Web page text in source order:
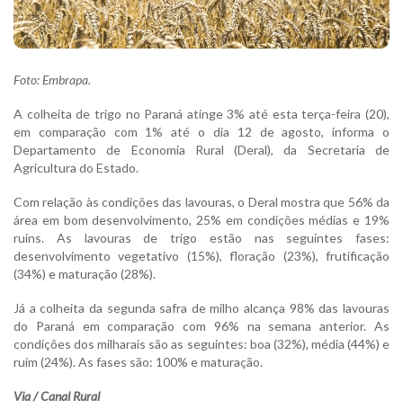
Foto: Embrapa.
A colheita de trigo no Paraná atinge 3% até esta terça-feira (20),
em comparação com 1% até o dia 12 de agosto, informa o
Departamento de Economia Rural (Deral), da Secretaria de
Agricultura do Estado.
Com relação às condições das lavouras, o Deral mostra que 56% da
área em bom desenvolvimento, 25% em condições médias e 19%
ruins. As lavouras de trigo estão nas seguintes fases:
desenvolvimento vegetativo (15%), floração (23%), frutificação
(34%) e maturação (28%).
Já a colheita da segunda safra de milho alcança 98% das lavouras
do Paraná em comparação com 96% na semana anterior. As
condições dos milharais são as seguintes: boa (32%), média (44%) e
ruim (24%). As fases são: 100% e maturação.
Via / Canal Rural